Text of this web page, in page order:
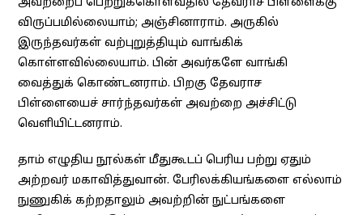
அவற்றைப் பெற்றுக்கொள்வதில் தேவராச பிள்ளைக்கு
விருப்பமில்லையாம்; அஞ்சினாராம். அருகில்
இருந்தவர்கள் வற்புறுத்தியும் வாங்கிக்
கொள்ளவில்லையாம். பின் அவர்களே வாங்கி
வைத்துக் கொண்டனராம். பிறகு தேவராச
பிள்ளையைச் சார்ந்தவர்கள் அவற்றை அச்சிட்டு
வெளியிட்டனராம்.
தாம் எழுதிய நூல்கள் மீதுகூடப் பெரிய பற்று ஏதும்
அற்றவர் மகாவித்துவான். பேரிலக்கியங்களை எல்லாம்
நுணுகிக் கற்றதாலும் அவற்றின் நுட்பங்களை